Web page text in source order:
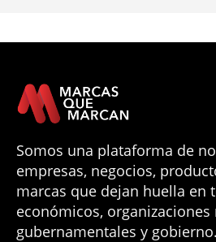
Somos una plataforma de
empresas, negocios,
marcas que dejan huella en
económicos, organizaciones
gubernamentales y gobierno.